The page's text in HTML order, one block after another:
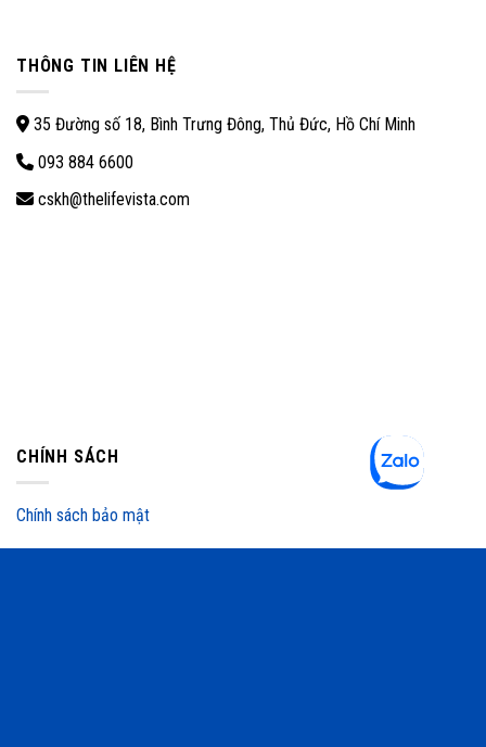
THÔNG TIN LIÊN HỆ
35 Đường số 18, Bình Trưng Đông, Thủ Đức, Hồ Chí Minh
093 884 6600
cskh@thelifevista.com
CHÍNH SÁCH
Chính sách bảo mật